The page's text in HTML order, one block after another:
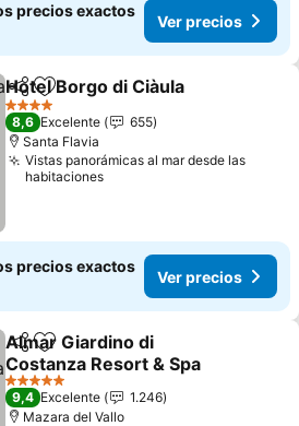
precios exactos
Ver precios
CompartirAgregar a favoritos
Hotel Borgo di Ciàula
4 Estrellas
8,6 Excelente
655
Santa Flavia
Vistas panorámicas al mar desde las
habitaciones
precios exactos
Ver precios
CompartirAgregar a favoritos
Almar Giardino di
Costanza Resort & Spa
Ver precios
5 Estrellas
9,4 Excelente
1.246
Mazara del Vallo